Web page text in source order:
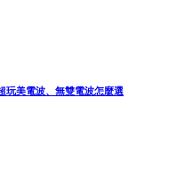
玩美電波、無雙電波怎麼選